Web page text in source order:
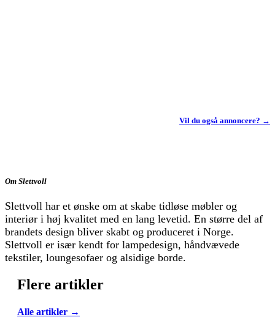
Vil du også annoncere? →
Om Slettvoll
Slettvoll har et ønske om at skabe tidløse møbler og
interiør i høj kvalitet med en lang levetid. En større del af
brandets design bliver skabt og produceret i Norge.
Slettvoll er især kendt for lampedesign, håndvævede
tekstiler, loungesofaer og alsidige borde.
Flere artikler
Alle artikler →